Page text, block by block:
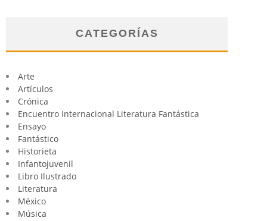
CATEGORÍAS
Arte
Artículos
Crónica
Encuentro Internacional Literatura Fantástica
Ensayo
Fantástico
Historieta
Infantojuvenil
Libro Ilustrado
Literatura
México
Música